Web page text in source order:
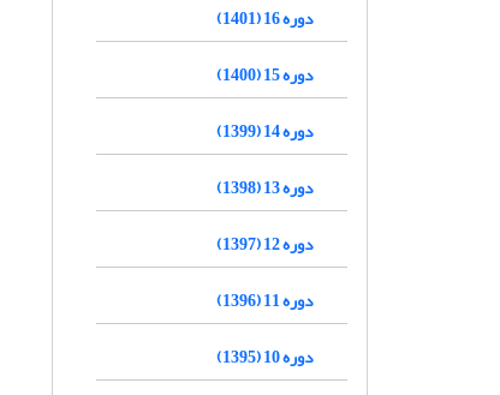
دوره 16 (1401)
دوره 15 (1400)
دوره 14 (1399)
دوره 13 (1398)
دوره 12 (1397)
دوره 11 (1396)
دوره 10 (1395)